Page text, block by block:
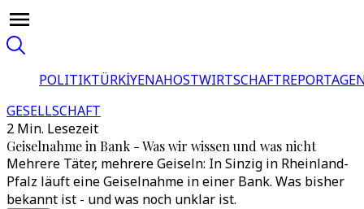
POLITIKTÜRKİYENAHOSTWIRTSCHAFT
GESELLSCHAFT
2 Min. Lesezeit
Geiselnahme in Bank - Was wir wissen und was nicht
Mehrere Täter, mehrere Geiseln: In Sinzig in Rheinland-
Pfalz läuft eine Geiselnahme in einer Bank. Was bisher
bekannt ist - und was noch unklar ist.